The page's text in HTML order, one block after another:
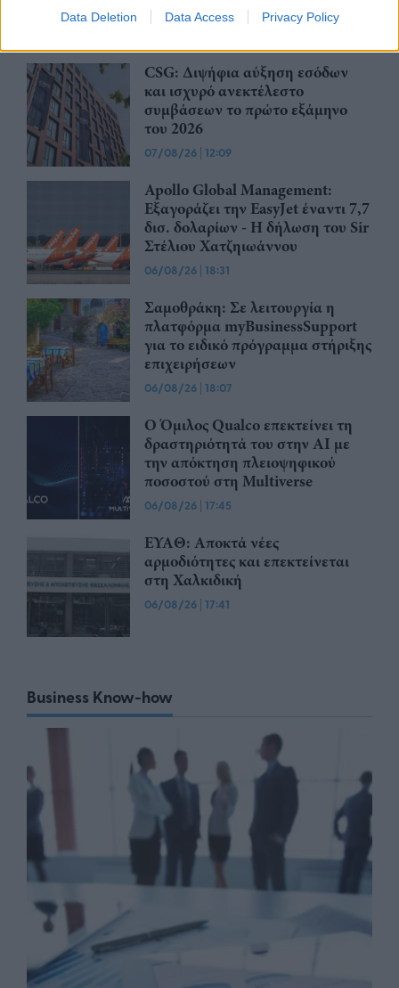
Data Deletion Data Access Privacy Policy
CSG: Διψήφια αύξηση εσόδων
και ισχυρό ανεκτέλεστο
συμβάσεων το πρώτο εξάμηνο
του 2026
07/08/26 | 12:09
Apollo Global Management:
Εξαγοράζει την EasyJet έναντι 7,7
δισ. δολαρίων - Η δήλωση του Sir
Στέλιου Χατζηιωάννου
06/08/26 | 18:31
Σαμοθράκη: Σε λειτουργία η
πλατφόρμα myBusinessSupport
για το ειδικό πρόγραμμα στήριξης
επιχειρήσεων
06/08/26 | 18:07
Ο Όμιλος Qualco επεκτείνει τη
δραστηριότητά του στην ΑΙ με
την απόκτηση πλειοψηφικού
ποσοστού στη Multiverse
06/08/26 | 17:45
ΕΥΑΘ: Αποκτά νέες
αρμοδιότητες και επεκτείνεται
στη Χαλκιδική
06/08/26 | 17:41
Business Know-how